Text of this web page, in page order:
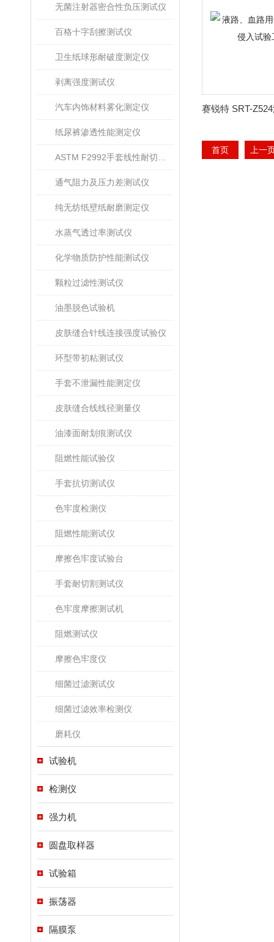
无菌注射器密合性负压测试仪
百格十字刮擦测试仪
卫生纸球形耐破度测定仪
剥离强度测试仪
汽车内饰材料雾化测定仪
纸尿裤渗透性能测定仪
通气阻力及压力差测试仪
纯无纺纸壁纸耐磨测定仪
水蒸气透过率测试仪
化学物质防护性能测试仪
颗粒过滤性测试仪
油墨脱色试验机
皮肤缝合针线连接强度试验仪
环型带初粘测试仪
手套不泄漏性能测定仪
皮肤缝合线线径测量仪
油漆面耐划痕测试仪
阻燃性能试验仪
手套抗切测试仪
色牢度检测仪
阻燃性能测试仪
摩擦色牢度试验台
手套耐切割测试仪
色牢度摩擦测试机
阻燃测试仪
摩擦色牢度仪
细菌过滤测试仪
细菌过滤效率检测仪
磨耗仪
试验机
检测仪
强力机
圆盘取样器
试验箱
振荡器
隔膜泵
首页 上一